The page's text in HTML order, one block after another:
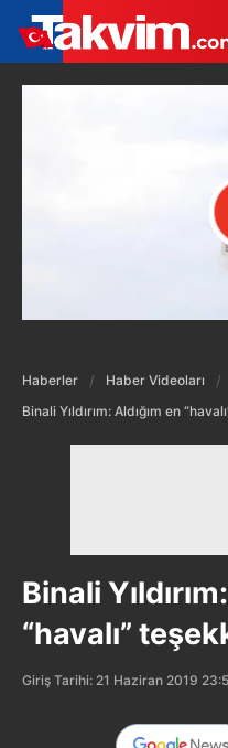
Haberler
Haber Videoları
Binali Yıldırım: Aldığım en
Binali
“havalı”
Giriş Tarihi: 21 Haziran 2019